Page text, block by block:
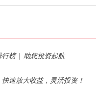
行榜 | 助您投资起航
速放大收益，灵活投资！